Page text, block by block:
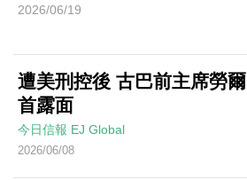
2026/06/19
遭美刑控後 古巴前主席勞爾
首露面
今日信報 EJ Global
2026/06/08